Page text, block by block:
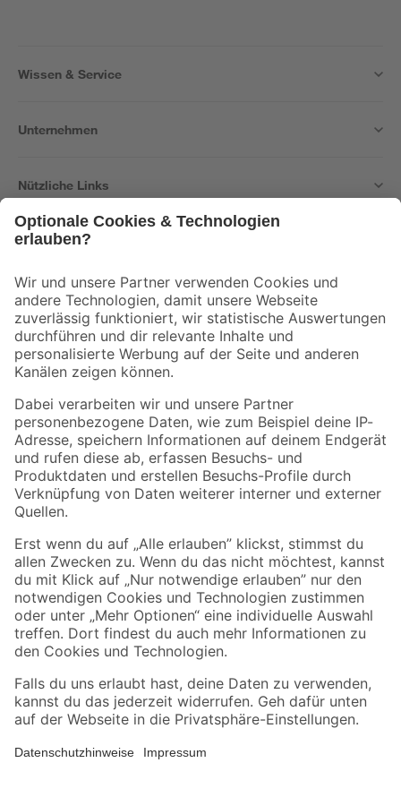
Wissen & Service
Unternehmen
Nützliche Links
Der toom Newsletter: Keine Angebote und Aktionen mehr verpassen!
Zur Newsletter Anmeldung
Folge uns
Zahlungsarten Versandarten
Sicher einkaufen
Jetzt die toom-App herunterladen
Alle Preisangaben in EUR inkl. gesetzl. MwSt.. Die dargestellten Angebote sind unter
Umständen nicht in allen Märkten verfügbar. Die angegebenen Verfügbarkeiten beziehen
Produkte nur solange der Vorrat reicht.
*Paketversand ab 59 € versandkostenfrei, gilt nicht für Artikel mit Speditionsversand, hier